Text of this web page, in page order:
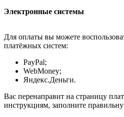
Электронные системы
Для оплаты вы можете
платёжных систем:
PayPal;
WebMoney;
Яндекс.Деньги.
Вас перенаправит на страницу
инструкциям, заполните